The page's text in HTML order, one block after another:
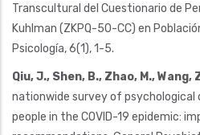
Transcultural del Cuestionario de
Kuhlman (ZKPQ-50-CC) en
Psicología, 6(1), 1-5.
Qiu, J., Shen, B., Zhao, M., Wang,
nationwide survey of psychological
people in the COVID-19 epidemic: